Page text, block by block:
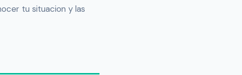
tu situacion y las